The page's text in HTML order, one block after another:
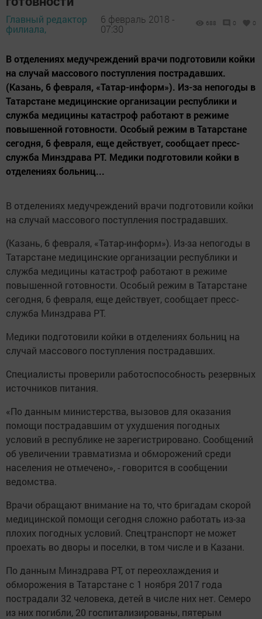
Главный редактор
филиала,
6 февраль 2018 -
07:30
688 0 0
В отделениях медучреждений врачи подготовили койки
на случай массового поступления пострадавших.
(Казань, 6 февраля, «Татар-информ»). Из-за непогоды в
Татарстане медицинские организации республики и
служба медицины катастроф работают в режиме
повышенной готовности. Особый режим в Татарстане
сегодня, 6 февраля, еще действует, сообщает пресс-
служба Минздрава РТ. Медики подготовили койки в
отделениях больниц...
В отделениях медучреждений врачи подготовили койки
на случай массового поступления пострадавших.
(Казань, 6 февраля, «Татар-информ»). Из-за непогоды в
Татарстане медицинские организации республики и
служба медицины катастроф работают в режиме
повышенной готовности. Особый режим в Татарстане
сегодня, 6 февраля, еще действует, сообщает пресс-
служба Минздрава РТ.
Медики подготовили койки в отделениях больниц на
случай массового поступления пострадавших.
Специалисты проверили работоспособность резервных
источников питания.
«По данным министерства, вызовов для оказания
помощи пострадавшим от ухудшения погодных
условий в республике не зарегистрировано. Сообщений
об увеличении травматизма и обморожений среди
населения не отмечено», - говорится в сообщении
ведомства.
Врачи обращают внимание на то, что бригадам скорой
медицинской помощи сегодня сложно работать из-за
плохих погодных условий. Спецтранспорт не может
проехать во дворы и поселки, в том числе и в Казани.
По данным Минздрава РТ, от переохлаждения и
обморожения в Татарстане с 1 ноября 2017 года
пострадали 32 человека, детей в числе них нет. Семеро
из них погибли, 20 госпитализированы, пятерым